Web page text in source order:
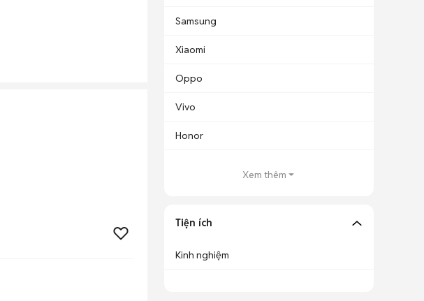
Samsung
Xiaomi
Oppo
Vivo
Honor
Xem thêm
Tiện ích
Kinh nghiệm